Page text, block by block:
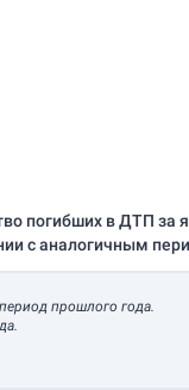
погибших в ДТП за
с аналогичным
прошлого года.